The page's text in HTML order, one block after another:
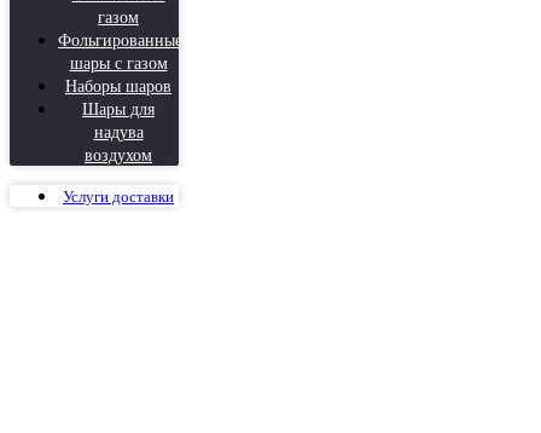
газом
Фольгированные
шары с газом
Наборы шаров
Шары для
надува
воздухом
Услуги доставки